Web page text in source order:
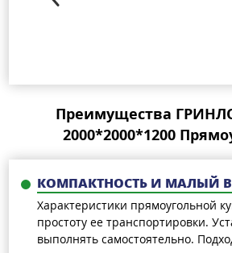
Преимущества
2000*2000*1200
КОМПАКТНОСТЬ И МАЛЫЙ
Характеристики прямоугольной
простоту ее транспортировки.
выполнять самостоятельно.